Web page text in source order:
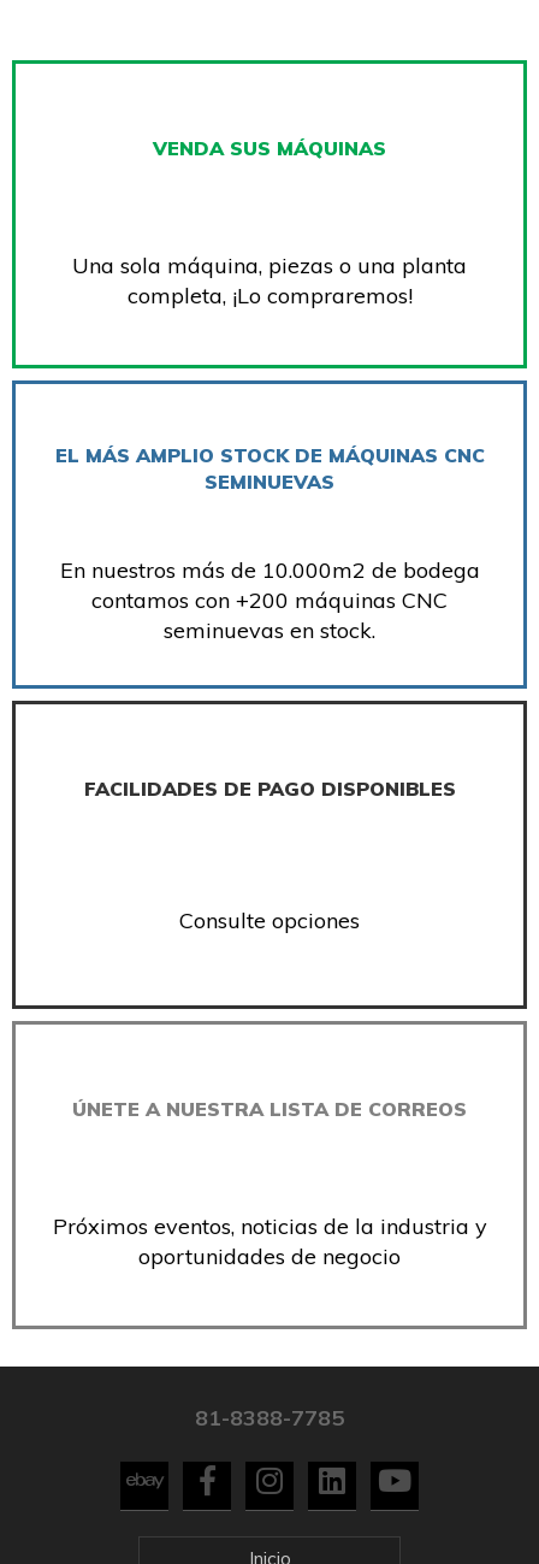
VENDA SUS MÁQUINAS
Una sola máquina, piezas o una planta
completa, ¡Lo compraremos!
EL MÁS AMPLIO STOCK DE MÁQUINAS CNC
SEMINUEVAS
En nuestros más de 10.000m2 de bodega
contamos con +200 máquinas CNC
seminuevas en stock.
FACILIDADES DE PAGO DISPONIBLES
Consulte opciones
ÚNETE A NUESTRA LISTA DE CORREOS
Próximos eventos, noticias de la industria y
oportunidades de negocio
81-8388-7785
Inicio